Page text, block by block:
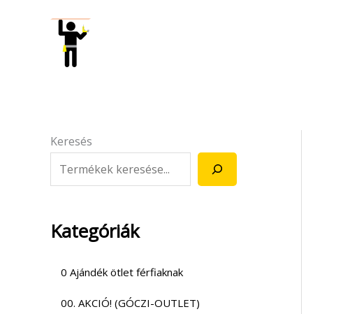
Keresés
Kategóriák
0 Ajándék ötlet férfiaknak
00. AKCIÓ! (GÓCZI-OUTLET)